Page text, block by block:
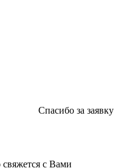
Спасибо за заявку
с Вами